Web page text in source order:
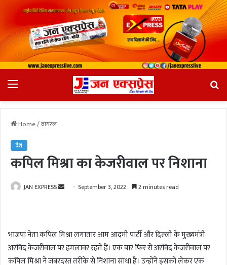
Home/वायरल
देश
कपिल मिश्रा का केजरीवाल पर निशाना
JAN EXPRESS
a
n
e
September 3, 2022 2 minutes read
भाजपा नेता कपिल मिश्रा लगातार आम आदमी पार्टी और दिल्ली के मुख्यमंत्री
अरविंद केजरीवाल पर हमलावर रहते हैं। एक बार फिर से अरविंद केजरीवाल पर
कपिल मिश्रा ने जबरदस्त तरीके से निशाना साधा है। उन्होंने इसको लेकर एक